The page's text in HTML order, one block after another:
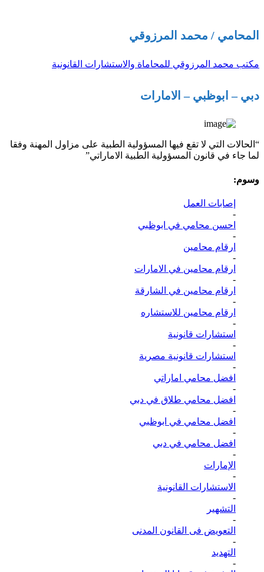
المحامي / محمد المرزوقي
مكتب محمد المرزوقي للمحاماة والاستشارات القانونية
دبي – ابوظبي – الامارات
“الحالات التي لا تقع فيها المسؤولية الطبية على مزاول المهنة وفقا
لما جاء في قانون المسؤولية الطبية الاماراتي”
وسوم:
إصابات العمل
-
احسن محامي في ابوظبي
-
ارقام محامين
-
ارقام محامين في الامارات
-
ارقام محامين في الشارقة
-
ارقام محامين للاستشاره
-
استشارات قانونية
-
استشارات قانونية مصرية
-
افضل محامي اماراتي
-
افضل محامي طلاق في دبي
-
افضل محامي في ابوظبي
-
افضل محامي في دبي
-
الإمارات
-
الاستشارات القانونية
-
التشهير
-
التعويض فى القانون المدنى
-
التهديد
-